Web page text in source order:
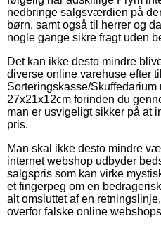
nedbringe salgsværdien på
børn, samt også til herrer og
nogle gange sikre fragt uden
Det kan ikke desto mindre
diverse online varehuse efter
Sorteringskasse/
27x21x12cm forinden du
man er usvigeligt sikker på at
pris.
Man skal ikke desto mindre
internet webshop udbyder
salgspris som kan virke
et fingerpeg om en
alt omsluttet af en
overfor falske online